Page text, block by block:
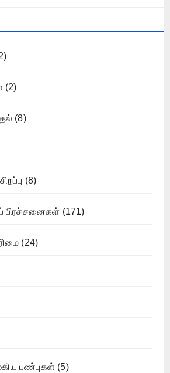
(2)
(8)
(8)
பிரச்சனைகள் (171)
(24)
பண்புகள் (5)